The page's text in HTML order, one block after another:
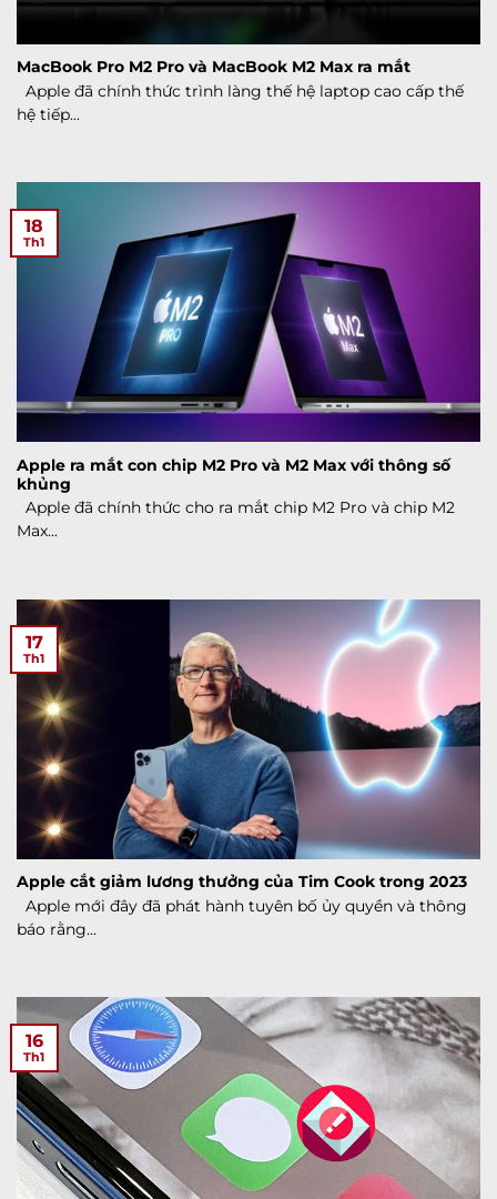
MacBook Pro M2 Pro và MacBook M2 Max ra mắt
Apple đã chính thức trình làng thế hệ laptop cao cấp thế
hệ tiếp...
Apple ra mắt con chip M2 Pro và M2 Max với thông số
khủng
Apple đã chính thức cho ra mắt chip M2 Pro và chip M2
Max...
18
Th1
Apple cắt giảm lương thưởng của Tim Cook trong 2023
Apple mới đây đã phát hành tuyên bố ủy quyền và thông
báo rằng...
17
Th1
16
Th1